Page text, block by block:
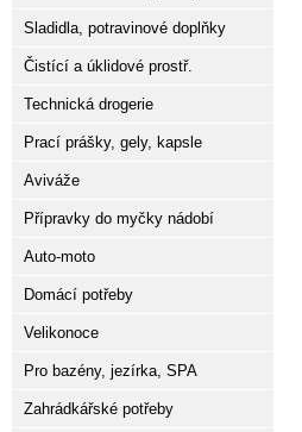
Sladidla, potravinové doplňky
Čistící a úklidové prostř.
Technická drogerie
Prací prášky, gely, kapsle
Aviváže
Přípravky do myčky nádobí
Auto-moto
Domácí potřeby
Velikonoce
Pro bazény, jezírka, SPA
Zahrádkářské potřeby